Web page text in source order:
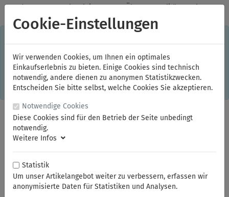
✓Jeden Monat starke Aktionen ✓Über 20 Qualitätsmarken ✓
Kostenlose Lieferung im Inland ab 150,00 Euro Bruttowarenwert
Einkaufserlebnis. Dabei werden beispielsweise die Session-
Informationen oder die Spracheinstellung auf Ihrem Rechner
gespeichert. Ohne Cookies ist der Funktionsumfang des
Online-Shops eingeschränkt. Sind Sie damit nicht
einverstanden, klicken Sie bitte hier.
Cookie-Einstellungen
Wir verwenden Cookies, um Ihnen ein optimales
Einkaufserlebnis zu bieten. Einige Cookies sind technisch
notwendig, andere dienen zu anonymen Statistikzwecken.
Entscheiden Sie bitte selbst, welche Cookies Sie akzeptieren.
Notwendige Cookies
Diese Cookies sind für den Betrieb der Seite unbedingt
notwendig.
Weitere Infos
Statistik
Um unser Artikelangebot weiter zu verbessern, erfassen wir
anonymisierte Daten für Statistiken und Analysen.